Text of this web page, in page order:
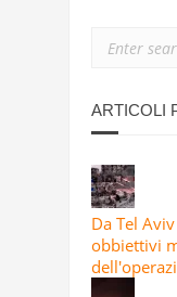
ARTICOLI
Da Tel
obbiettivi